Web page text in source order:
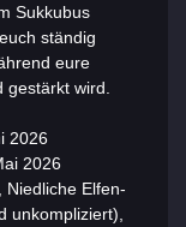
Sukkubus
ständig
eure
wird.
2026
2026
Elfen-
unkompliziert),